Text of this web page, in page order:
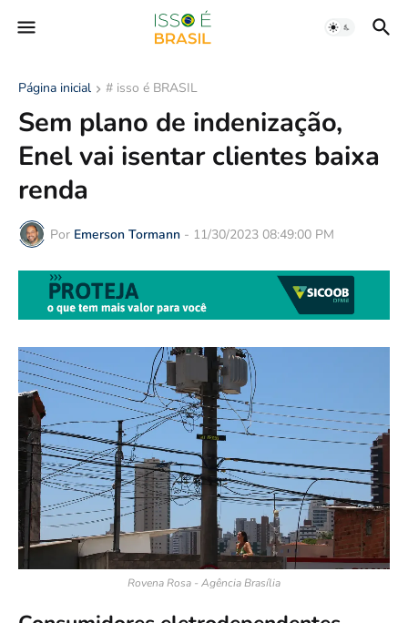
Página inicial # isso é BRASIL
Sem plano de indenização,
Enel vai isentar clientes baixa
renda
Por Emerson Tormann - 11/30/2023 08:49:00 PM
Rovena Rosa - Agência Brasília